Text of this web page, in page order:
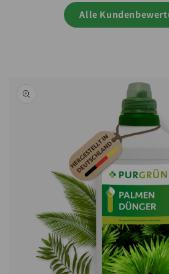
Alle